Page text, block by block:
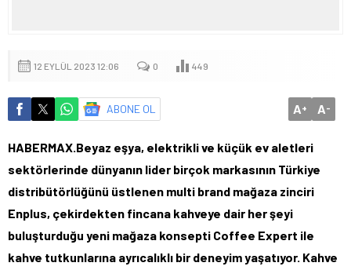
12 EYLÜL 2023 12:06 0 449
ABONE OL A+ A-
HABERMAX.Beyaz eşya, elektrikli ve küçük ev aletleri
sektörlerinde dünyanın lider birçok markasının Türkiye
distribütörlüğünü üstlenen multi brand mağaza zinciri
Enplus, çekirdekten fincana kahveye dair her şeyi
buluşturduğu yeni mağaza konsepti Coffee Expert ile
kahve tutkunlarına ayrıcalıklı bir deneyim yaşatıyor. Kahve